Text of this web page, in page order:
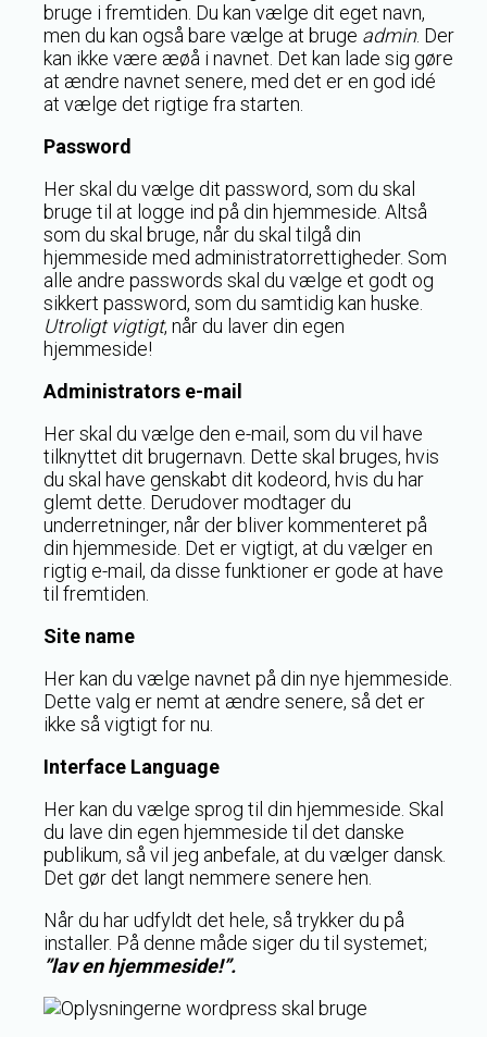
bruge i fremtiden. Du kan vælge dit eget navn,
men du kan også bare vælge at bruge admin. Der
kan ikke være æøå i navnet. Det kan lade sig gøre
at ændre navnet senere, med det er en god idé
at vælge det rigtige fra starten.
Password
Her skal du vælge dit password, som du skal
bruge til at logge ind på din hjemmeside. Altså
som du skal bruge, når du skal tilgå din
hjemmeside med administratorrettigheder. Som
alle andre passwords skal du vælge et godt og
sikkert password, som du samtidig kan huske.
Utroligt vigtigt, når du laver din egen
hjemmeside!
Administrators e-mail
Her skal du vælge den e-mail, som du vil have
tilknyttet dit brugernavn. Dette skal bruges, hvis
du skal have genskabt dit kodeord, hvis du har
glemt dette. Derudover modtager du
underretninger, når der bliver kommenteret på
din hjemmeside. Det er vigtigt, at du vælger en
rigtig e-mail, da disse funktioner er gode at have
til fremtiden.
Site name
Her kan du vælge navnet på din nye hjemmeside.
Dette valg er nemt at ændre senere, så det er
ikke så vigtigt for nu.
Interface Language
Her kan du vælge sprog til din hjemmeside. Skal
du lave din egen hjemmeside til det danske
publikum, så vil jeg anbefale, at du vælger dansk.
Det gør det langt nemmere senere hen.
Når du har udfyldt det hele, så trykker du på
installer. På denne måde siger du til systemet;
”lav en hjemmeside!”.